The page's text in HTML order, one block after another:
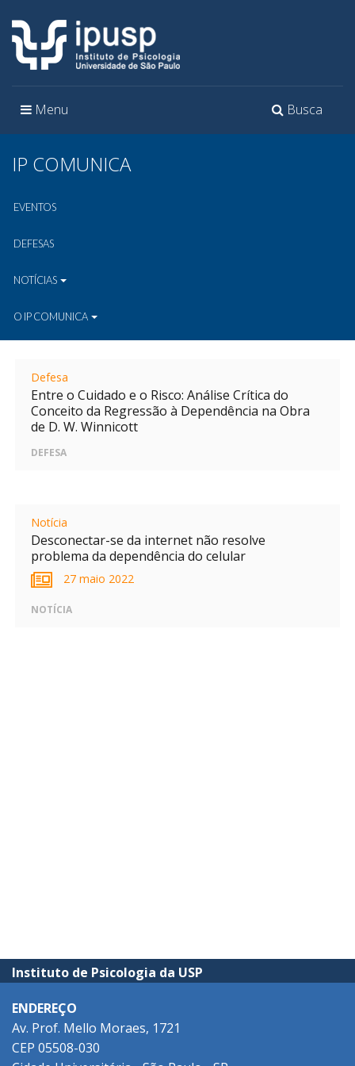
Toggle
Busca
Toggle
Menu
IP COMUNICA
EVENTOS
DEFESAS
NOTÍCIAS
O IP COMUNICA
Defesa
Entre o Cuidado e o Risco: Análise Crítica do
Conceito da Regressão à Dependência na Obra
de D. W. Winnicott
DEFESA
Notícia
Desconectar-se da internet não resolve
problema da dependência do celular
27 maio 2022
NOTÍCIA
Instituto de Psicologia da USP
ENDEREÇO
Av. Prof. Mello Moraes, 1721
CEP 05508-030